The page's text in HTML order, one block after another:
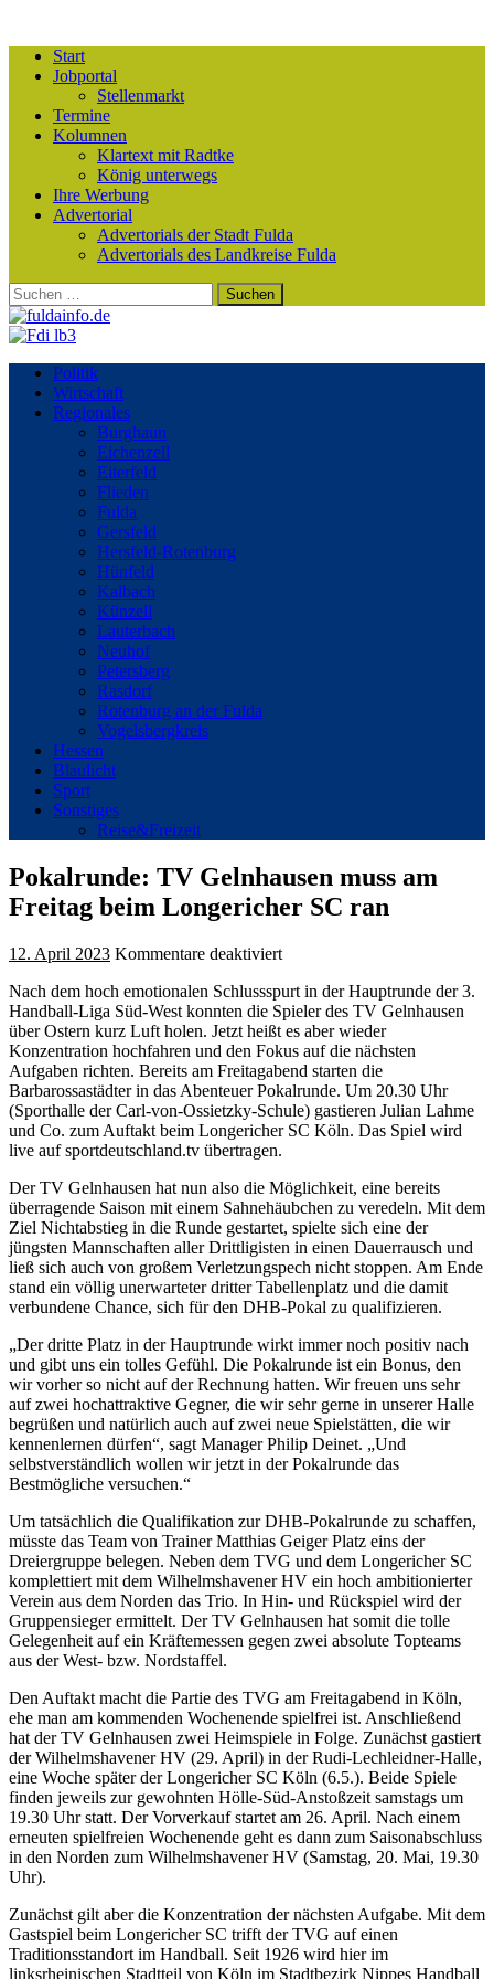
Start
Jobportal
Stellenmarkt
Termine
Kolumnen
Klartext mit Radtke
König unterwegs
Ihre Werbung
Advertorial
Advertorials der Stadt Fulda
Advertorials des Landkreise Fulda
Suchen
nach:
Politik
Wirtschaft
Regionales
Burghaun
Eichenzell
Eiterfeld
Flieden
Fulda
Gersfeld
Hersfeld-Rotenburg
Hünfeld
Kalbach
Künzell
Lauterbach
Neuhof
Petersberg
Rasdorf
Rotenburg an der Fulda
Vogelsbergkreis
Hessen
Blaulicht
Sport
Sonstiges
Reise&Freizeit
Pokalrunde: TV Gelnhausen muss am
Freitag beim Longericher SC ran
12. April 2023 Kommentare deaktiviertfür
TV
Gelnhausen
muss
am
Freitag
beim
Longericher
SC
Nach dem hoch emotionalen Schlussspurt in der Hauptrunde der 3.
Handball-Liga Süd-West konnten die Spieler des TV Gelnhausen
über Ostern kurz Luft holen. Jetzt heißt es aber wieder
Konzentration hochfahren und den Fokus auf die nächsten
Aufgaben richten. Bereits am Freitagabend starten die
Barbarossastädter in das Abenteuer Pokalrunde. Um 20.30 Uhr
(Sporthalle der Carl-von-Ossietzky-Schule) gastieren Julian Lahme
und Co. zum Auftakt beim Longericher SC Köln. Das Spiel wird
live auf sportdeutschland.tv übertragen.
Der TV Gelnhausen hat nun also die Möglichkeit, eine bereits
überragende Saison mit einem Sahnehäubchen zu veredeln. Mit dem
Ziel Nichtabstieg in die Runde gestartet, spielte sich eine der
jüngsten Mannschaften aller Drittligisten in einen Dauerrausch und
ließ sich auch von großem Verletzungspech nicht stoppen. Am Ende
stand ein völlig unerwarteter dritter Tabellenplatz und die damit
verbundene Chance, sich für den DHB-Pokal zu qualifizieren.
„Der dritte Platz in der Hauptrunde wirkt immer noch positiv nach
und gibt uns ein tolles Gefühl. Die Pokalrunde ist ein Bonus, den
wir vorher so nicht auf der Rechnung hatten. Wir freuen uns sehr
auf zwei hochattraktive Gegner, die wir sehr gerne in unserer Halle
begrüßen und natürlich auch auf zwei neue Spielstätten, die wir
kennenlernen dürfen“, sagt Manager Philip Deinet. „Und
selbstverständlich wollen wir jetzt in der Pokalrunde das
Bestmögliche versuchen.“
Um tatsächlich die Qualifikation zur DHB-Pokalrunde zu schaffen,
müsste das Team von Trainer Matthias Geiger Platz eins der
Dreiergruppe belegen. Neben dem TVG und dem Longericher SC
komplettiert mit dem Wilhelmshavener HV ein hoch ambitionierter
Verein aus dem Norden das Trio. In Hin- und Rückspiel wird der
Gruppensieger ermittelt. Der TV Gelnhausen hat somit die tolle
Gelegenheit auf ein Kräftemessen gegen zwei absolute Topteams
aus der West- bzw. Nordstaffel.
Den Auftakt macht die Partie des TVG am Freitagabend in Köln,
ehe man am kommenden Wochenende spielfrei ist. Anschließend
hat der TV Gelnhausen zwei Heimspiele in Folge. Zunächst gastiert
der Wilhelmshavener HV (29. April) in der Rudi-Lechleidner-Halle,
eine Woche später der Longericher SC Köln (6.5.). Beide Spiele
finden jeweils zur gewohnten Hölle-Süd-Anstoßzeit samstags um
19.30 Uhr statt. Der Vorverkauf startet am 26. April. Nach einem
erneuten spielfreien Wochenende geht es dann zum Saisonabschluss
in den Norden zum Wilhelmshavener HV (Samstag, 20. Mai, 19.30
Uhr).
Zunächst gilt aber die Konzentration der nächsten Aufgabe. Mit dem
Gastspiel beim Longericher SC trifft der TVG auf einen
Traditionsstandort im Handball. Seit 1926 wird hier im
linksrheinischen Stadtteil von Köln im Stadtbezirk Nippes Handball